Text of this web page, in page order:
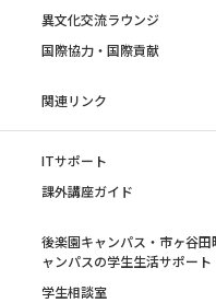
異文化交流ラウンジ
国際協力・国際貢献
関連リンク
ITサポート
課外講座ガイド
後楽園キャンパス・市ヶ谷田
ャンパスの学生生活サポート
学生相談室